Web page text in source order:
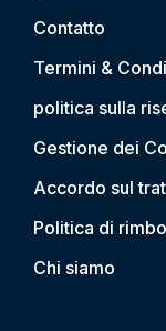
Contatto
Termini &
politica sulla
Gestione dei
Accordo sul
Politica di
Chi siamo